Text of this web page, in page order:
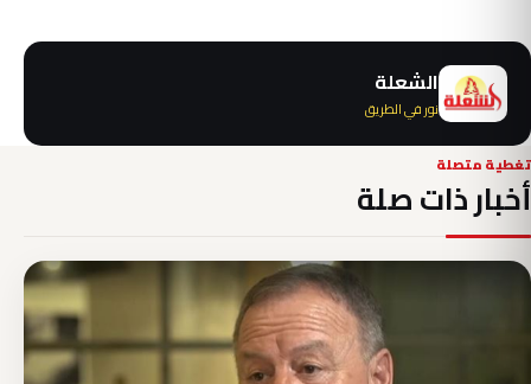
الشعلة
نور في الطريق
تغطية متصلة
أخبار ذات صلة